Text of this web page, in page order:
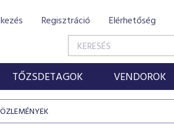
Regisztráció Elérhetőség
TŐZSDETAGOK VENDOROK